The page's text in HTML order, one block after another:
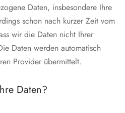
Daten, insbesondere Ihre
schon nach kurzer Zeit vom
wir die Daten nicht Ihrer
Daten werden automatisch
Provider übermittelt.
Daten?